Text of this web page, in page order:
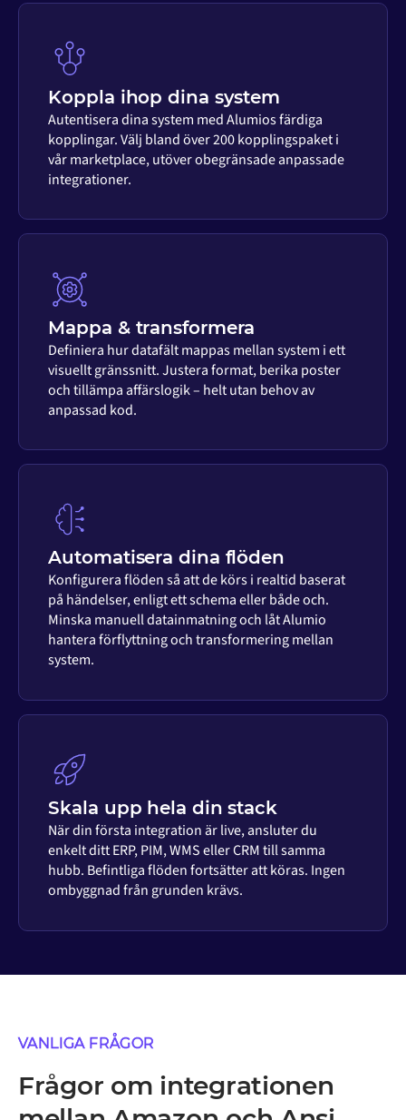
Koppla ihop dina system
Autentisera dina system med Alumios färdiga
kopplingar. Välj bland över 200 kopplingspaket i
vår marketplace, utöver obegränsade anpassade
integrationer.
Mappa & transformera
Definiera hur datafält mappas mellan system i ett
visuellt gränssnitt. Justera format, berika poster
och tillämpa affärslogik – helt utan behov av
anpassad kod.
Automatisera dina flöden
Konfigurera flöden så att de körs i realtid baserat
på händelser, enligt ett schema eller både och.
Minska manuell datainmatning och låt Alumio
hantera förflyttning och transformering mellan
system.
Skala upp hela din stack
När din första integration är live, ansluter du
enkelt ditt ERP, PIM, WMS eller CRM till samma
hubb. Befintliga flöden fortsätter att köras. Ingen
ombyggnad från grunden krävs.
VANLIGA FRÅGOR
Frågor om integrationen